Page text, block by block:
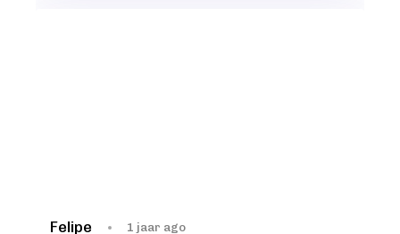
Felipe 1 jaar ago